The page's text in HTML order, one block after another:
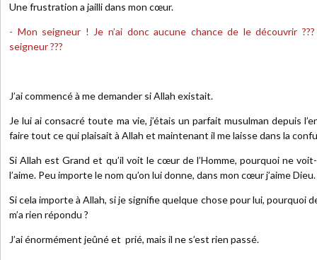
Une frustration a jailli dans mon cœur.
- Mon seigneur ! Je n’ai donc aucune chance de le découvrir
seigneur ???
J’ai commencé à me demander si Allah existait.
Je lui ai consacré toute ma vie, j’étais un parfait musulman depuis
faire tout ce qui plaisait à Allah et maintenant il me laisse dans la
Si Allah est Grand et qu’il voit le cœur de l’Homme, pourquoi ne
l’aime. Peu importe le nom qu’on lui donne, dans mon cœur j’aime Dieu.
Si cela importe à Allah, si je signifie quelque chose pour lui, pourquoi
m’a rien répondu ?
J’aiénormément jeûné et prié, mais il ne s’est rien passé.